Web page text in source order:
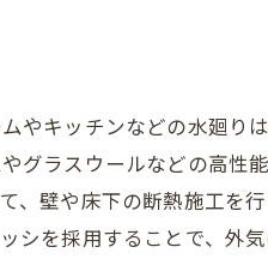
やキッチンなどの水廻り
グラスウールなどの高性
、壁や床下の断熱施工を
シを採用することで、外